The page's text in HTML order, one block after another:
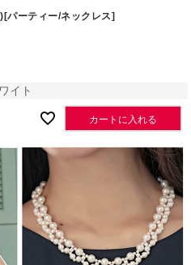
パーティー/ネックレス]
イト
カートに入れる